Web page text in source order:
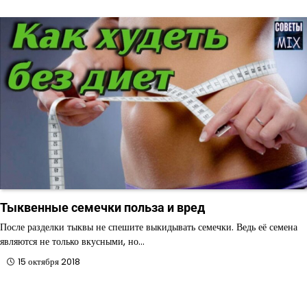
Тыквенные семечки польза и вред
После разделки тыквы не спешите выкидывать семечки. Ведь её семена
являются не только вкусными, но…
15 октября 2018